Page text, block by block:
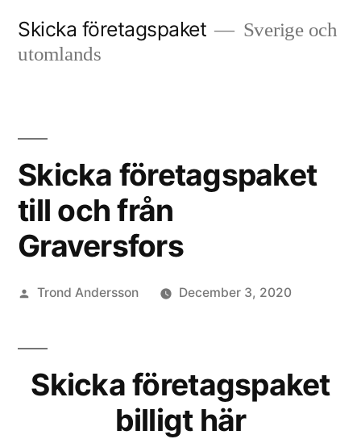
Skicka företagspaket
Sverige och
utomlands
Skicka företagspaket
till och från
Graversfors
Posted
Trond Andersson December 3, 2020
Skicka företagspaket
billigt här